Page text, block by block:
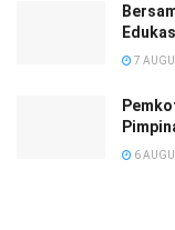
7
6